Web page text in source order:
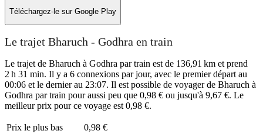
Téléchargez-le sur Google Play
Le trajet Bharuch - Godhra en train
Le trajet de Bharuch à Godhra par train est de 136,91 km et prend
2 h 31 min. Il y a 6 connexions par jour, avec le premier départ au
00:06 et le dernier au 23:07. Il est possible de voyager de Bharuch à
Godhra par train pour aussi peu que 0,98 € ou jusqu'à 9,67 €. Le
meilleur prix pour ce voyage est 0,98 €.
Prix ​​le plus bas
0,98 €